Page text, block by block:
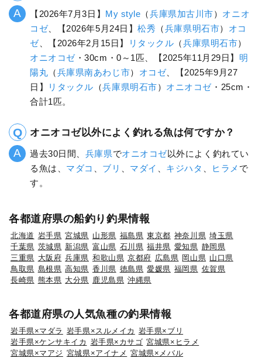
【2026年7月3日】 My style （兵庫県加古川市） オニオ
コゼ、【2026年5月24日】松秀 （兵庫県明石市） オコ
ゼ、【2026年2月15日】 リタックル （兵庫県明石市）
オニオコゼ・30cm・0～1匹、【2025年11月29日】 明
陽丸 （兵庫県南あわじ市） オコゼ、【2025年9月27
日】
リタックル （兵庫県明石市） オニオコゼ ・25cm・
合計1匹。
オニオコゼ以外によく釣れる魚は何ですか？
過去30日間、 兵庫県でオニオコゼ以外によく釣れてい
る魚は、 マダコ ブリ マダイ キジハタ ヒラメ で
す。
各都道府県の船釣り釣果情報
北海道 岩手県 宮城県 山形県 福島県 東京都 神奈川県 埼玉県
千葉県 茨城県 新潟県 富山県 石川県 福井県 愛知県 静岡県
三重県 大阪府 兵庫県 和歌山県 京都府 広島県 岡山県 山口県
鳥取県 島根県 高知県 香川県 徳島県 愛媛県 福岡県 佐賀県
長崎県 熊本県 大分県 鹿児島県 沖縄県
各都道府県の人気魚種の釣果情報
岩手県×マダラ 岩手県×スルメイカ 岩手県×ブリ
岩手県×ケンサキイカ 岩手県×カサゴ 宮城県×ヒラメ
宮城県×マアジ 宮城県×アイナメ 宮城県×メバル